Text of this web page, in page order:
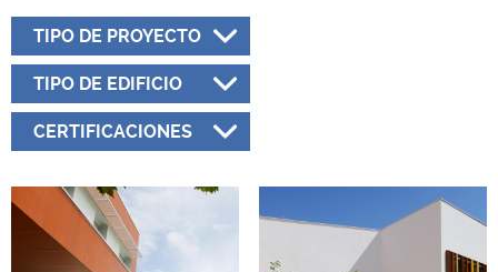
TIPO DE PROYECTO
TIPO DE EDIFICIO
CERTIFICACIONES
P